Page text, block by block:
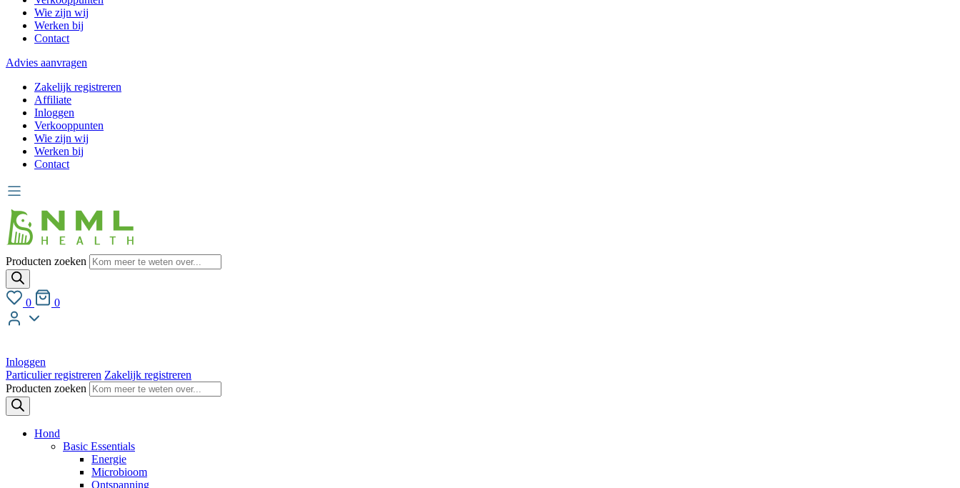
Wie zijn wij
Werken bij
Contact
Advies aanvragen
Zakelijk registreren
Affiliate
Inloggen
Verkooppunten
Wie zijn wij
Werken bij
Contact
Producten zoeken
0 0
Inloggen
Particulier registreren Zakelijk registreren
Producten zoeken
Hond
Basic Essentials
Energie
Microbioom
Ontspanning